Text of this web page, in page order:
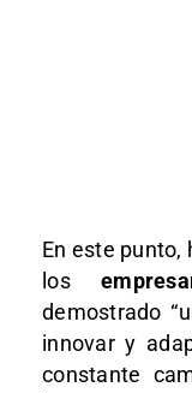
En este punto,
los
demostrado
innovar y
constante